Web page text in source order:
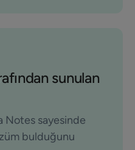
sunulan
Notes sayesinde
bulduğunu